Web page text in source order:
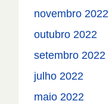
novembro 2022
outubro 2022
setembro 2022
julho 2022
maio 2022